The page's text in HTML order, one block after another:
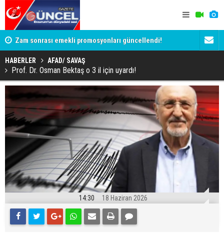
Zam sonrası emekli promosyonları güncellendi!
Ödemeler 32 bin TL'ye kadar çıkıyor
Salah
HABERLER AFAD/ SAVAŞ
Prof. Dr. Osman Bektaş o 3 il için uyardı!
14:30 18 Haziran 2026